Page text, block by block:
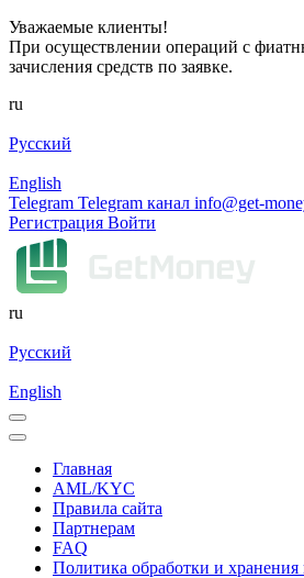
Уважаемые клиенты!
При осуществлении операций с
зачисления средств по заявке.
ru
Русский
English
Telegram Telegram канал info@get-
Регистрация Войти
ru
Русский
English
Главная
AML/KYC
Правила сайта
Партнерам
FAQ
Политика обработки и